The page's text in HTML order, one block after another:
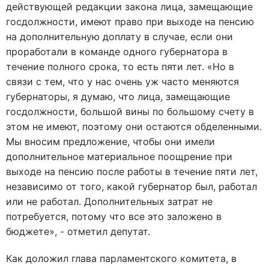
действующей редакции закона лица, замещающие
госдолжности, имеют право при выходе на пенсию
на дополнительную доплату в случае, если они
проработали в команде одного губернатора в
течение полного срока, то есть пяти лет. «Но в
связи с тем, что у нас очень уж часто меняются
губернаторы, я думаю, что лица, замещающие
госдолжности, большой вины по большому счету в
этом не имеют, поэтому они остаются обделенными.
Мы вносим предложение, чтобы они имели
дополнительное материальное поощрение при
выходе на пенсию после работы в течение пяти лет,
независимо от того, какой губернатор был, работал
или не работал. Дополнительных затрат не
потребуется, потому что все это заложено в
бюджете», - отметил депутат.
Как доложил глава парламентского комитета, в